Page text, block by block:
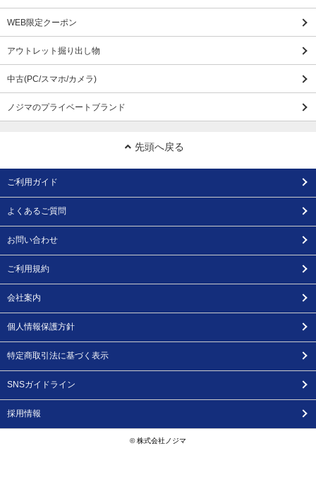
WEB限定クーポン
アウトレット掘り出し物
中古(PC/スマホ/カメラ)
ノジマのプライベートブランド
先頭へ戻る
ご利用ガイド
よくあるご質問
お問い合わせ
ご利用規約
会社案内
個人情報保護方針
特定商取引法に基づく表示
SNSガイドライン
採用情報
© 株式会社ノジマ